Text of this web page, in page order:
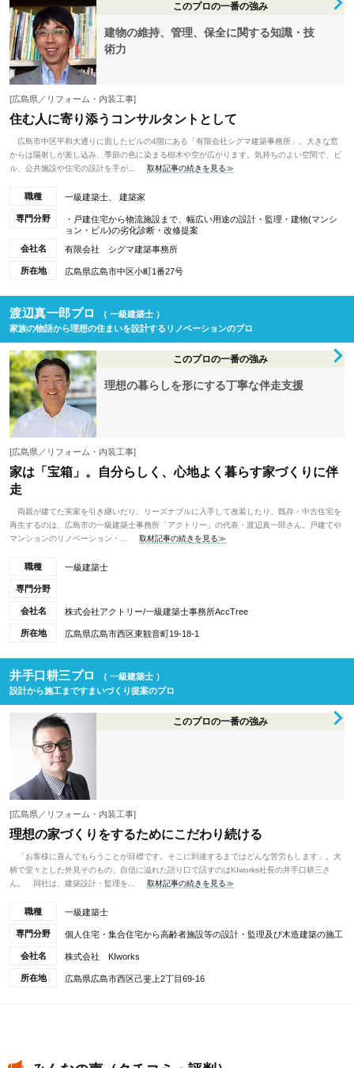
このプロの一番の強み
建物の維持、管理、保全に関する知識・技
術力
[広島県／リフォーム・内装工事]
住む人に寄り添うコンサルタントとして
広島市中区平和大通りに面したビルの4階にある「有限会社シグマ建築事務所」。大きな窓
からは陽射しが差し込み、季節の色に染まる樹木や空が広がります。気持ちのよい空間で、ビ
ル、公共施設や住宅の設計を手が...
取材記事の続きを見る≫
職種 一級建築士、 建築家
専門分野
・戸建住宅から物流施設まで、幅広い用途の設計・監理・建物(マンシ
ョン・ビル)の劣化診断・改修提案
会社名
有限会社 シグマ建築事務所
所在地 広島県広島市中区小町1番27号
渡辺真一郎プロ
（ 一級建築士 ）
家族の物語から理想の住まいを設計するリノベーションのプロ
このプロの一番の強み
理想の暮らしを形にする丁寧な伴走支援
[広島県／リフォーム・内装工事]
家は「宝箱」。自分らしく、心地よく暮らす家づくりに伴
走
両親が建てた実家を引き継いだり、リーズナブルに入手して改装したり、既存・中古住宅を
再生するのは、広島市の一級建築士事務所「アクトリー」の代表・渡辺真一郎さん。戸建てや
マンションのリノベーション・...
取材記事の続きを見る≫
職種 一級建築士
専門分野
会社名 株式会社アクトリー/一級建築士事務所AccTree
所在地 広島県広島市西区東観音町19-18-1
井手口耕三プロ
（ 一級建築士 ）
設計から施工まですまいづくり提案のプロ
このプロの一番の強み
[広島県／リフォーム・内装工事]
理想の家づくりをするためにこだわり続ける
「お客様に喜んでもらうことが目標です。そこに到達するまではどんな苦労もします」。大
柄で堂々とした外見そのもの、自信に溢れた語り口で話すのはKIworks社長の井手口耕三さ
ん。 同社は、建築設計・監理を...
取材記事の続きを見る≫
職種 一級建築士
専門分野 個人住宅・集合住宅から高齢者施設等の設計・監理及び木造建築の施工
会社名 株式会社 KIworks
所在地 広島県広島市西区己斐上2丁目69-16